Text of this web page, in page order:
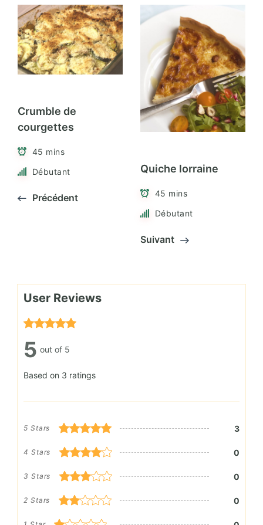
Crumble de
courgettes
45 mins
Débutant
Précédent
Quiche lorraine
45 mins
Débutant
Suivant
User Reviews
5 out of 5
Based on 3 ratings
5 Stars 3
4 Stars 0
3 Stars 0
2 Stars 0